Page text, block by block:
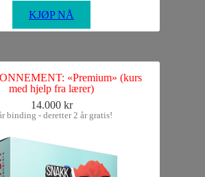
KJØP NÅ
«Premium» (kurs
med hjelp fra lærer)
14.000 kr
binding - deretter 2 år gratis!